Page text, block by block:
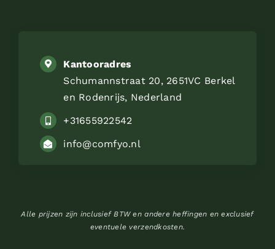
Kantooradres
Schumannstraat 20, 2651VC Berkel
en Rodenrijs, Nederland
+31655922542
info@comfyo.nl
Alle prijzen zijn inclusief BTW en andere heffingen en exclusief
eventuele verzendkosten.